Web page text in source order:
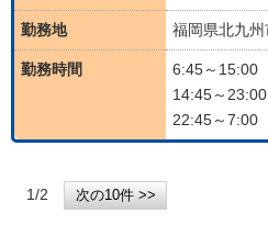
勤務地 福岡県北九
勤務時間
6:45～15:00
14:45～23:00
22:45～7:00
1/2